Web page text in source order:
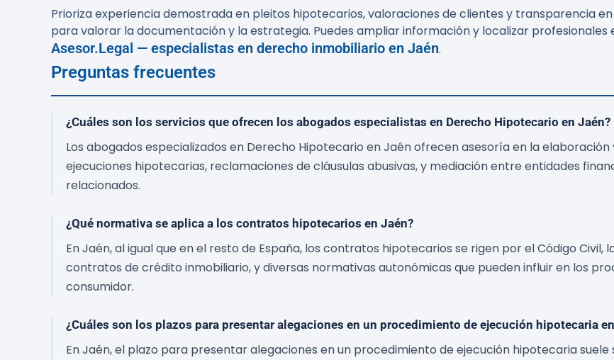
Prioriza experiencia demostrada en pleitos hipotecarios, valoraciones de clientes y transparencia
para valorar la documentación y la estrategia. Puedes ampliar información y localizar
Asesor.Legal — especialistas en derecho inmobiliario en Jaén.
Preguntas frecuentes
¿Cuáles son los servicios que ofrecen los abogados especialistas en Derecho Hipotecario en Jaén?
Los abogados especializados en Derecho Hipotecario en Jaén ofrecen asesoría en la
ejecuciones hipotecarias, reclamaciones de cláusulas abusivas, y mediación entre entidades
relacionados.
¿Qué normativa se aplica a los contratos hipotecarios en Jaén?
En Jaén, al igual que en el resto de España, los contratos hipotecarios se rigen por el Código Civil,
contratos de crédito inmobiliario, y diversas normativas autonómicas que pueden influir en los
consumidor.
¿Cuáles son los plazos para presentar alegaciones en un procedimiento de ejecución hipotecaria
En Jaén, el plazo para presentar alegaciones en un procedimiento de ejecución hipotecaria suele